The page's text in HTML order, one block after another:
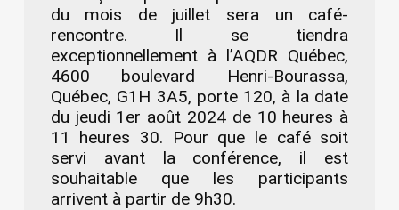
du mois de juillet sera un café-
rencontre. Il se tiendra
exceptionnellement à l’AQDR Québec,
4600 boulevard Henri-Bourassa,
Québec, G1H 3A5, porte 120, à la date
du jeudi 1er août 2024 de 10 heures à
11 heures 30. Pour que le café soit
servi avant la conférence, il est
souhaitable que les participants
arrivent à partir de 9h30.